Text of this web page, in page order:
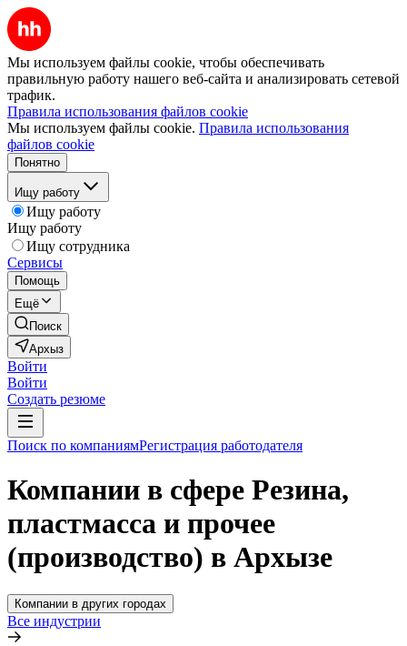
Мы используем файлы cookie, чтобы обеспечивать
правильную работу нашего веб-сайта и анализировать сетевой
трафик.
Правила использования файлов cookie
Мы используем файлы cookie. Правила использования
файлов cookie
Понятно
Ищу работу
Ищу работу
Ищу работу
Ищу сотрудника
Сервисы
Помощь
Ещё
Поиск
Архыз
Войти
Войти
Создать резюме
Поиск по компаниямРегистрация работодателя
Компании в сфере Резина,
пластмасса и прочее
(производство) в Архызе
Компании в других городах
Все индустрии